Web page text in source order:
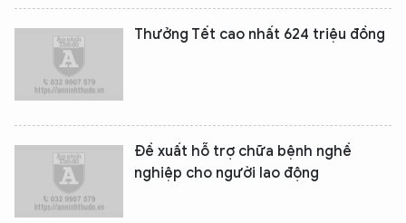
Thưởng Tết cao nhất 624 triệu đồng
Đề xuất hỗ trợ chữa bệnh nghề
nghiệp cho người lao động